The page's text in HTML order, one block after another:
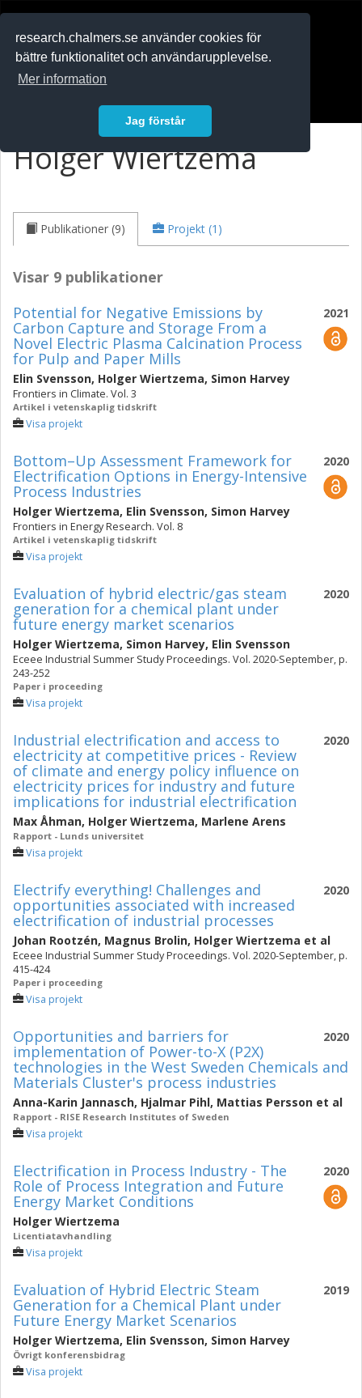
research.chalmers.se använder cookies för
bättre funktionalitet och användarupplevelse.
Mer information
Jag förstår
Holger Wiertzema
Publikationer (9) Projekt (1)
Visar 9 publikationer
2021
Potential for Negative Emissions by
Carbon Capture and Storage From a
Novel Electric Plasma Calcination Process
for Pulp and Paper Mills
Elin Svensson, Holger Wiertzema, Simon Harvey
Frontiers in Climate. Vol. 3
Artikel i vetenskaplig tidskrift
Visa projekt
2020
Bottom–Up Assessment Framework for
Electrification Options in Energy-Intensive
Process Industries
Holger Wiertzema, Elin Svensson, Simon Harvey
Frontiers in Energy Research. Vol. 8
Artikel i vetenskaplig tidskrift
Visa projekt
2020
Evaluation of hybrid electric/gas steam
generation for a chemical plant under
future energy market scenarios
Holger Wiertzema, Simon Harvey, Elin Svensson
Eceee Industrial Summer Study Proceedings. Vol. 2020-September, p.
243-252
Paper i proceeding
Visa projekt
2020
Industrial electrification and access to
electricity at competitive prices - Review
of climate and energy policy influence on
electricity prices for industry and future
implications for industrial electrification
Max Åhman, Holger Wiertzema, Marlene Arens
Rapport - Lunds universitet
Visa projekt
2020
Electrify everything! Challenges and
opportunities associated with increased
electrification of industrial processes
Johan Rootzén, Magnus Brolin, Holger Wiertzema et al
Eceee Industrial Summer Study Proceedings. Vol. 2020-September, p.
415-424
Paper i proceeding
Visa projekt
2020
Opportunities and barriers for
implementation of Power-to-X (P2X)
technologies in the West Sweden Chemicals and
Materials Cluster's process industries
Anna-Karin Jannasch, Hjalmar Pihl, Mattias Persson et al
Rapport - RISE Research Institutes of Sweden
Visa projekt
2020
Electrification in Process Industry - The
Role of Process Integration and Future
Energy Market Conditions
Holger Wiertzema
Licentiatavhandling
Visa projekt
2019
Evaluation of Hybrid Electric Steam
Generation for a Chemical Plant under
Future Energy Market Scenarios
Holger Wiertzema, Elin Svensson, Simon Harvey
Övrigt konferensbidrag
Visa projekt